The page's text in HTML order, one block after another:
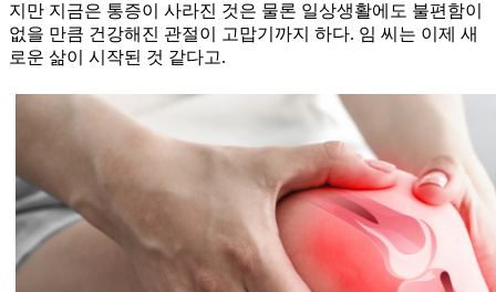
지만 지금은 통증이 사라진 것은 물론 일상생활에도 불편함이
없을 만큼 건강해진 관절이 고맙기까지 하다. 임 씨는 이제 새
로운 삶이 시작된 것 같다고.